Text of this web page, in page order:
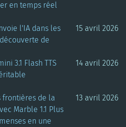
en temps réel
l'IA dans les
de
15 avril 2026
3.1 Flash TTS
14 avril 2026
frontières de la
Marble 1.1 Plus
en une
13 avril 2026